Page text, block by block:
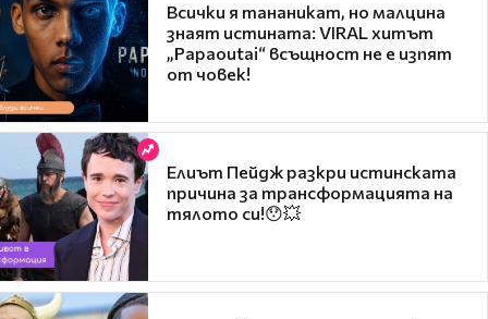
Всички я тананикат, но малцина
знаят истината: VIRAL хитът
„Papaoutai“ всъщност не е изпят
от човек!
Елиът Пейдж разкри истинската
причина за трансформацията на
тялото си!😯💥